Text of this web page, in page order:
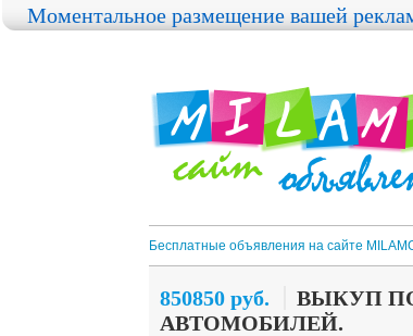
Бесплатные объявления на сайте
850850 руб.
ВЫКУП
АВТОМОБИЛЕЙ.
Моментальное размещение вашей